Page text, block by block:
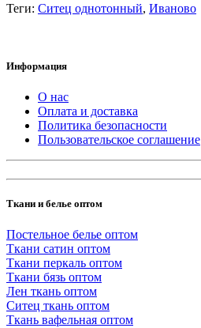
Теги: Ситец однотонный, Иваново
Информация
О нас
Оплата и доставка
Политика безопасности
Пользовательское соглашение
Ткани и белье оптом
Постельное белье оптом
Ткани сатин оптом
Ткани перкаль оптом
Ткани бязь оптом
Лен ткань оптом
Ситец ткань оптом
Ткань вафельная оптом